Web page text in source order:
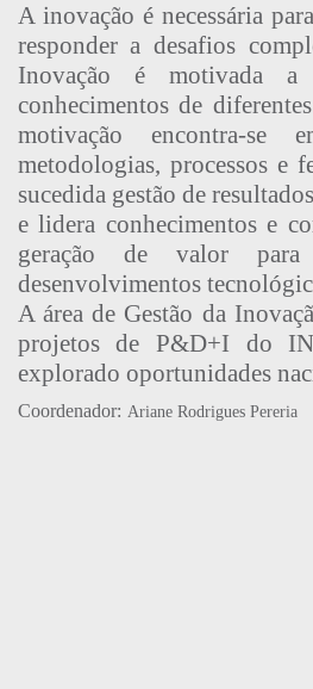
A inovação é necessária
responder a desafios
Inovação é motivada a
conhecimentos de
motivação encontra-se
metodologias, processos e
sucedida gestão de
e lidera conhecimentos e
geração de valor para
desenvolvimentos
A área de Gestão da
projetos de P&D+I do
explorado oportunidades
Coordenador: Ariane Rodrigues Pereria